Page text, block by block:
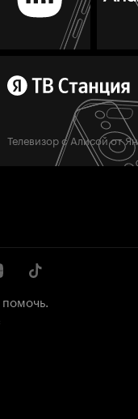
Телевизор с Алисой от